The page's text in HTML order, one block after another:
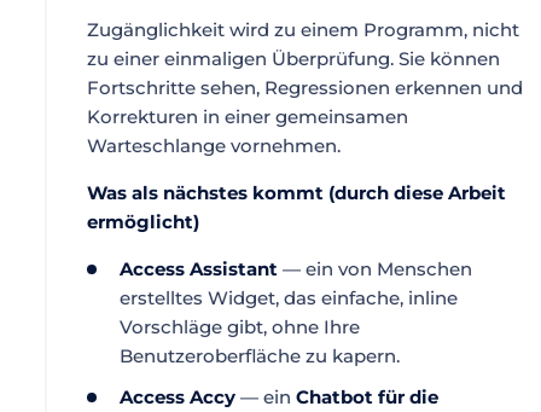
Zugänglichkeit wird zu einem Programm, nicht
zu einer einmaligen Überprüfung. Sie können
Fortschritte sehen, Regressionen erkennen und
Korrekturen in einer gemeinsamen
Warteschlange vornehmen.
Was als nächstes kommt (durch diese Arbeit
ermöglicht)
Access Assistant — ein von Menschen
erstelltes Widget, das einfache, inline
Vorschläge gibt, ohne Ihre
Benutzeroberfläche zu kapern.
Access Accy — ein Chatbot für die